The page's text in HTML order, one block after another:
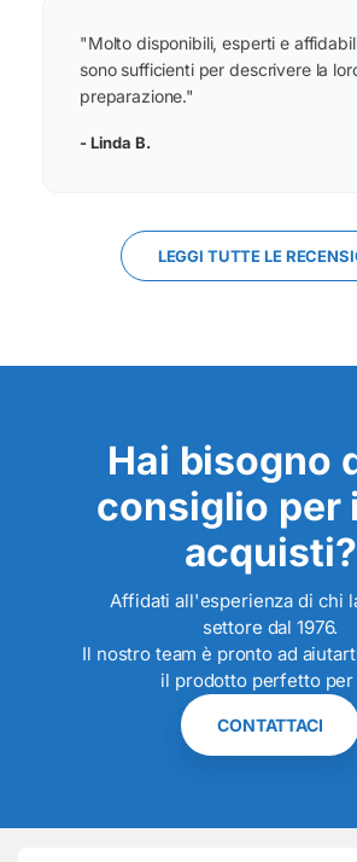
"Molto disponibili, esperti e
sono sufficienti per descrivere la
preparazione."
- Linda B.
LEGGI TUTTE LE
Hai bisogno
consiglio per
acquisti?
Affidati all'esperienza di chi
settore dal 1976.
Il nostro team è pronto ad
il prodotto perfetto per
CONTATTACI